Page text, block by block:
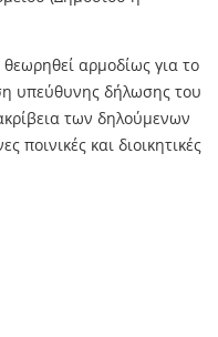
αρμοδίως για το
υπεύθυνης δήλωσης του
των δηλούμενων
ποινικές και διοικητικές